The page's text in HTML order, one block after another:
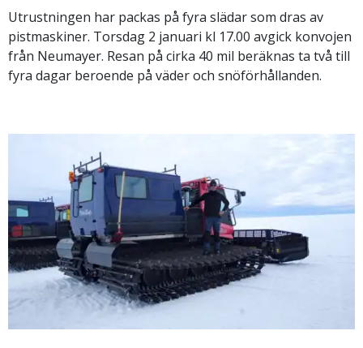
Utrustningen har packas på fyra slädar som dras av
pistmaskiner. Torsdag 2 januari kl 17.00 avgick konvojen
från Neumayer. Resan på cirka 40 mil beräknas ta två till
fyra dagar beroende på väder och snöförhållanden.